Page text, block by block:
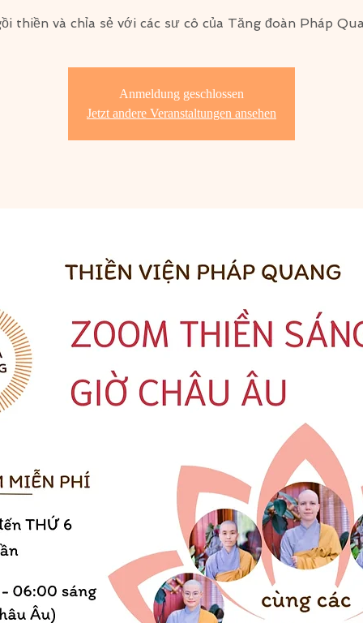
thiền và chỉa sẻ với các sư cô của Tăng đoàn Pháp
Anmeldung geschlossen
Jetzt andere Veranstaltungen ansehen